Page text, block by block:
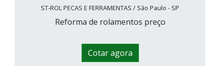
ST-ROL PECAS E FERRAMENTAS / São Paulo - SP
Reforma de rolamentos preço
Cotar agora